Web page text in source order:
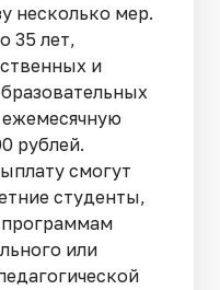
несколько мер.
35 лет,
и
ежемесячную
рублей.
смогут
студенты,
или